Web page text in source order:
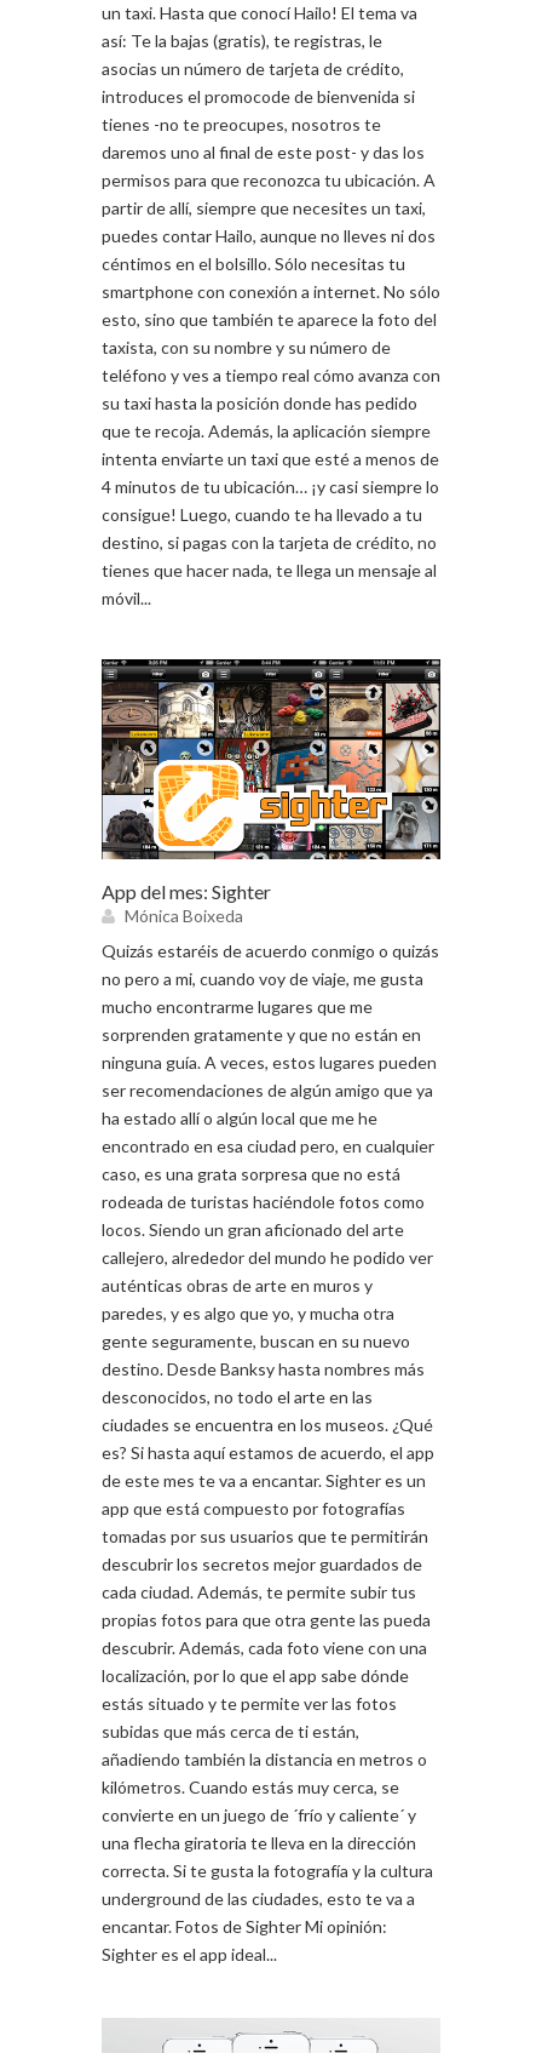
un taxi. Hasta que conocí Hailo! El tema va
así: Te la bajas (gratis), te registras, le
asocias un número de tarjeta de crédito,
introduces el promocode de bienvenida si
tienes -no te preocupes, nosotros te
daremos uno al final de este post- y das los
permisos para que reconozca tu ubicación. A
partir de allí, siempre que necesites un taxi,
puedes contar Hailo, aunque no lleves ni dos
céntimos en el bolsillo. Sólo necesitas tu
smartphone con conexión a internet. No sólo
esto, sino que también te aparece la foto del
taxista, con su nombre y su número de
teléfono y ves a tiempo real cómo avanza con
su taxi hasta la posición donde has pedido
que te recoja. Además, la aplicación siempre
intenta enviarte un taxi que esté a menos de
4 minutos de tu ubicación… ¡y casi siempre lo
consigue! Luego, cuando te ha llevado a tu
destino, si pagas con la tarjeta de crédito, no
tienes que hacer nada, te llega un mensaje al
móvil...
App del mes: Sighter
Mónica Boixeda
Quizás estaréis de acuerdo conmigo o quizás
no pero a mi, cuando voy de viaje, me gusta
mucho encontrarme lugares que me
sorprenden gratamente y que no están en
ninguna guía. A veces, estos lugares pueden
ser recomendaciones de algún amigo que ya
ha estado allí o algún local que me he
encontrado en esa ciudad pero, en cualquier
caso, es una grata sorpresa que no está
rodeada de turistas haciéndole fotos como
locos. Siendo un gran aficionado del arte
callejero, alrededor del mundo he podido ver
auténticas obras de arte en muros y
paredes, y es algo que yo, y mucha otra
gente seguramente, buscan en su nuevo
destino. Desde Banksy hasta nombres más
desconocidos, no todo el arte en las
ciudades se encuentra en los museos. ¿Qué
es? Si hasta aquí estamos de acuerdo, el app
de este mes te va a encantar. Sighter es un
app que está compuesto por fotografías
tomadas por sus usuarios que te permitirán
descubrir los secretos mejor guardados de
cada ciudad. Además, te permite subir tus
propias fotos para que otra gente las pueda
descubrir. Además, cada foto viene con una
localización, por lo que el app sabe dónde
estás situado y te permite ver las fotos
subidas que más cerca de ti están,
añadiendo también la distancia en metros o
kilómetros. Cuando estás muy cerca, se
convierte en un juego de ´frío y caliente´ y
una flecha giratoria te lleva en la dirección
correcta. Si te gusta la fotografía y la cultura
underground de las ciudades, esto te va a
encantar. Fotos de Sighter Mi opinión:
Sighter es el app ideal...